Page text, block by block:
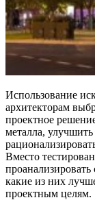
Использование
архитекторам
проектное
металла,
Вместо
какие из них
проектным целям.